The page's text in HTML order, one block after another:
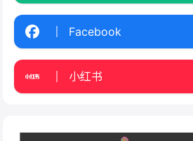
Facebook
小红书